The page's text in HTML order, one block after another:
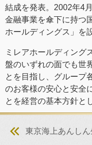
結成を発表。2002年4
金融事業を傘下に持つ
ホールディングス」を
ミレアホールディング
盤のいずれの面でも世
とを目指し、グループ
のお客様の安心と安全
とを経営の基本方針と
東京海上あんし